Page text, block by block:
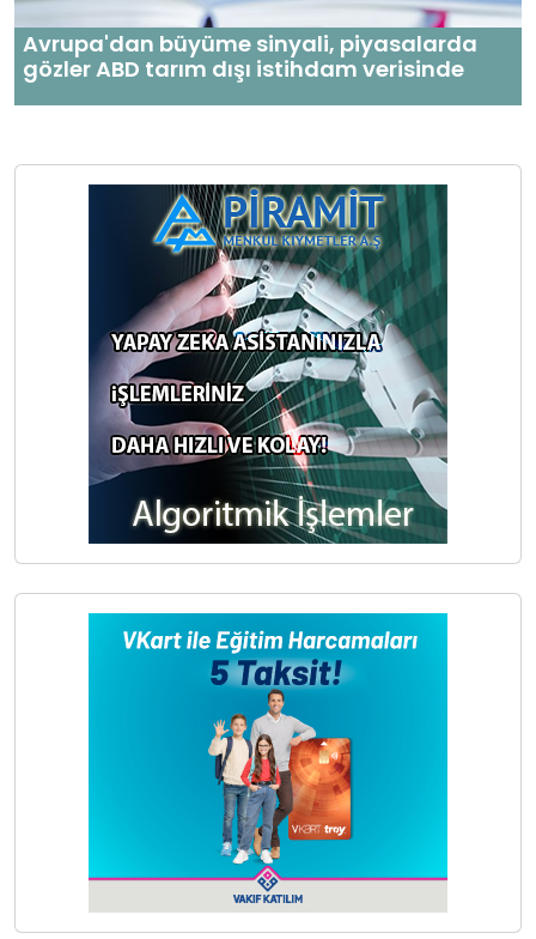
Avrupa'dan büyüme sinyali, piyasalarda
gözler ABD tarım dışı istihdam verisinde